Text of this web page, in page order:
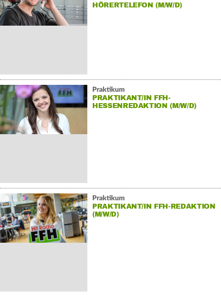
HÖRERTELEFON (M/W/D)
Praktikum
PRAKTIKANT/IN FFH-
HESSENREDAKTION (M/W/D)
Praktikum
PRAKTIKANT/IN FFH-REDAKTION
(M/W/D)